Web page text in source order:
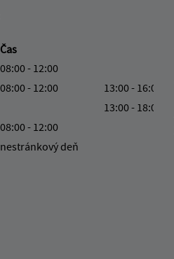
Čas
08:00 - 12:00
08:00 - 12:00
13:00 - 16:00
13:00 - 18:00
08:00 - 12:00
nestránkový deň